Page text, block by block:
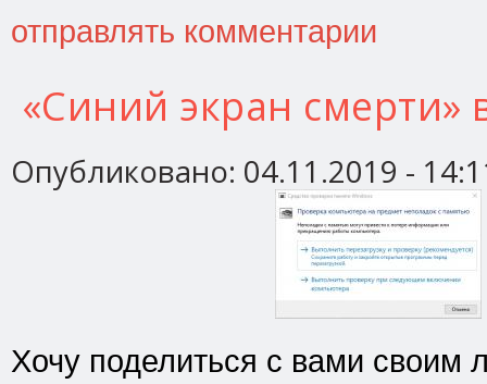
отправлять комментарии
«Синий экран смерти»
Опубликовано: 04.11.2019 -
Хочу поделиться с вами